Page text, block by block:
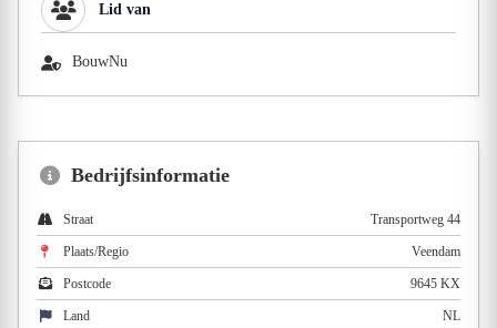
Lid van
BouwNu
Bedrijfsinformatie
Straat Transportweg 44
Plaats/Regio Veendam
Postcode 9645 KX
Land NL